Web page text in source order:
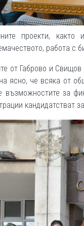
проекти,
работа с
от Габрово и
ясно, че всяка от
възможностите за
кандидатстват